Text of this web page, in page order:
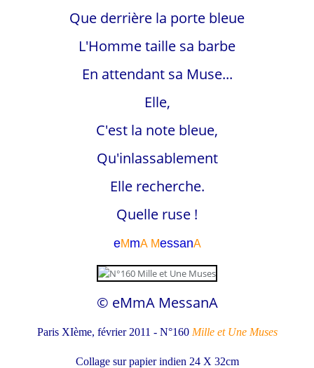
Que derrière la porte bleue
L'Homme taille sa barbe
En attendant sa Muse...
Elle,
C'est la note bleue,
Qu'inlassablement
Elle recherche.
Quelle ruse !
eMmA MessanA
© eMmA MessanA
Paris XIème, février 2011 - N°160 Mille et Une Muses
Collage sur papier indien 24 X 32cm